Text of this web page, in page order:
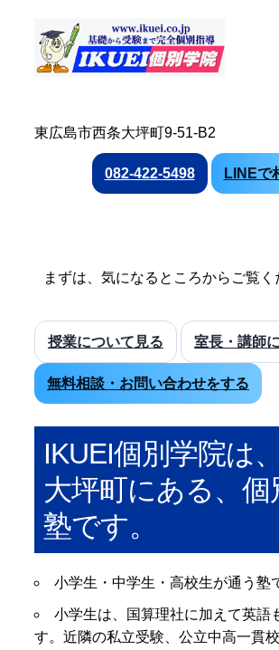
東広島市西条大坪町9-51-B2
082-422-5498 LINEで
まずは、気になるところからご覧く
授業について見る 室長・講師
無料相談・お問い合わせをする
IKUEI個別学院は
大坪町にある、個
塾です。
小学生・中学生・高校生が通う塾
小学生は、国算理社に加えて英語
す。近隣の私立受験、公立中高一貫